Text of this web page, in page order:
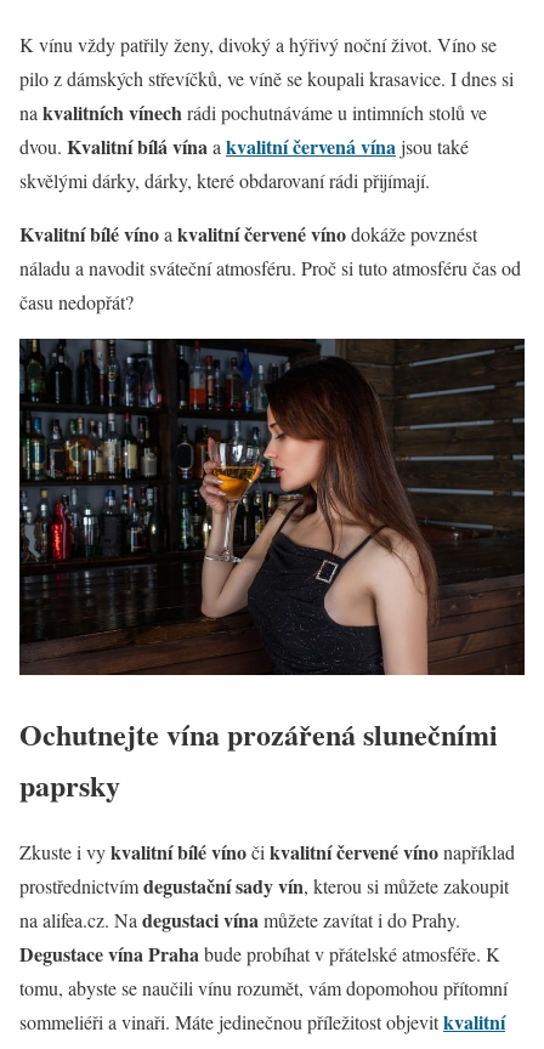
K vínu vždy patřily ženy, divoký a hýřivý noční život. Víno se
pilo z dámských střevíčků, ve víně se koupali krasavice. I dnes si
na kvalitních vínechrádi pochutnáváme u intimních stolů ve
dvou. Kvalitní bílá vínaa kvalitní červená vínajsou také
skvělými dárky, dárky, které obdarovaní rádi přijímají.
Kvalitní bílé vínoa kvalitní červené vínodokáže povznést
náladu a navodit sváteční atmosféru. Proč si tuto atmosféru čas od
času nedopřát?
Ochutnejte vína prozářená slunečními
paprsky
Zkuste i vykvalitní bílé vínoči kvalitní červené vínonapříklad
prostřednictvímdegustační sady vín, kterou si můžete zakoupit
na alifea.cz. Na degustaci vínamůžete zavítat i do Prahy.
Degustace vína Prahabude probíhat v přátelské atmosféře. K
tomu, abyste se naučili vínu rozumět, vám dopomohou přítomní
sommeliéři a vinaři. Máte jedinečnou příležitost objevitkvalitní